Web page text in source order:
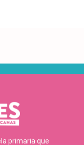
primaria que